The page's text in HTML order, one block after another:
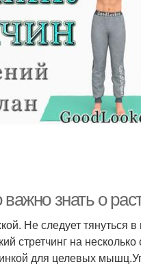
знать о
Не следует тянуться
стретчинг на
для целевых